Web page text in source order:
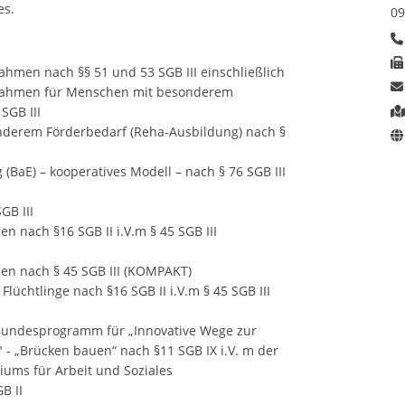
nach §§ 51 und 53 SGB III einschließlich
für Menschen mit besonderem
III
Förderbedarf (Reha-Ausbildung) nach §
– kooperatives Modell – nach § 76 SGB III
III
§16 SGB II i.V.m § 45 SGB III
nach § 45 SGB III (KOMPAKT)
nach §16 SGB II i.V.m § 45 SGB III
für „Innovative Wege zur
bauen“ nach §11 SGB IX i.V. m der
für Arbeit und Soziales
II